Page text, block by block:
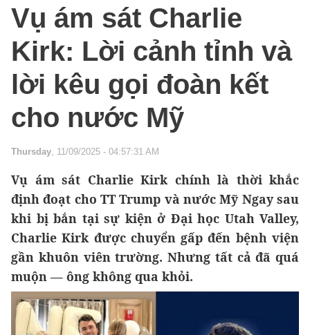
Vụ ám sát Charlie
Kirk: Lời cảnh tỉnh và
lời kêu gọi đoàn kết
cho nước Mỹ
Thursday, 11/09/2025 - 04:57:31 AM
Vụ ám sát Charlie Kirk chính là thời khắc
định đoạt cho TT Trump và nước Mỹ Ngay sau
khi bị bắn tại sự kiện ở Đại học Utah Valley,
Charlie Kirk được chuyển gấp đến bệnh viện
gần khuôn viên trường. Nhưng tất cả đã quá
muộn — ông không qua khỏi.